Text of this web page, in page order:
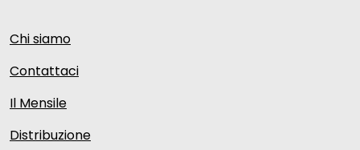
Chi siamo
Contattaci
Il Mensile
Distribuzione